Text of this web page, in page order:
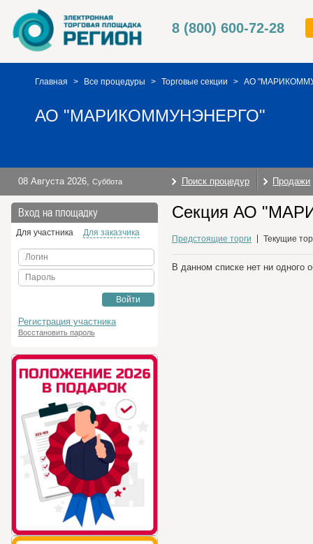
8 (800) 600-72-28
Главная > Все процедуры > Торговые секции > АО
АО "МАРИКОММУНЭНЕРГО"
08 Августа 2026, Суббота Поиск процедур Продажи
Вход на площадку
Для участника Для заказчика
Логин
Пароль
Войти
Регистрация участника
Восстановить пароль
Секция АО
Предстоящие торги Текущие
В данном списке нет ни одного